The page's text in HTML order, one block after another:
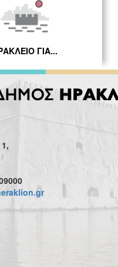
ΓΙΑ...